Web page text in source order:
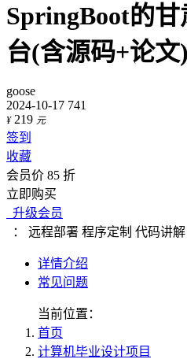
SpringBoot的
台(含源码+论文)
goose
2024-10-17 741
¥ 219 元
签到
收藏
会员价 85 折
立即购买
升级会员
： 远程部署 程序定制 代码讲解
详情介绍
常见问题
当前位置：
首页
计算机毕业设计项目